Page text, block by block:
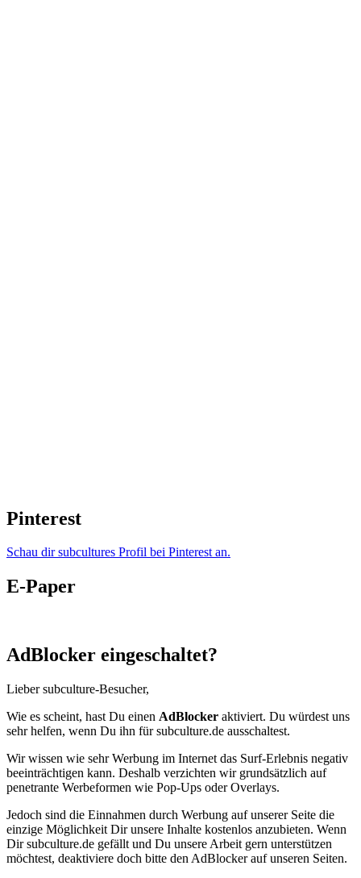
Pinterest
Schau dir subcultures Profil bei Pinterest an.
E-Paper
AdBlocker eingeschaltet?
Lieber subculture-Besucher,
Wie es scheint, hast Du einen AdBlocker aktiviert. Du würdest uns
sehr helfen, wenn Du ihn für subculture.de ausschaltest.
Wir wissen wie sehr Werbung im Internet das Surf-Erlebnis negativ
beeinträchtigen kann. Deshalb verzichten wir grundsätzlich auf
penetrante Werbeformen wie Pop-Ups oder Overlays.
Jedoch sind die Einnahmen durch Werbung auf unserer Seite die
einzige Möglichkeit Dir unsere Inhalte kostenlos anzubieten. Wenn
Dir subculture.de gefällt und Du unsere Arbeit gern unterstützen
möchtest, deaktiviere doch bitte den AdBlocker auf unseren Seiten.